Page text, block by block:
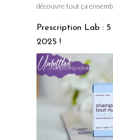
découvre tout ça
Prescription Lab :
2025 !